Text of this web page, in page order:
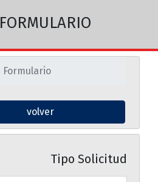
FORMULARIO
Formulario
volver
Tipo Solicitud